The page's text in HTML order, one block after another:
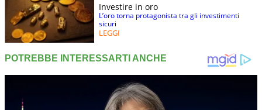
Investire in oro
L’oro torna protagonista tra gli investimenti
sicuri
LEGGI